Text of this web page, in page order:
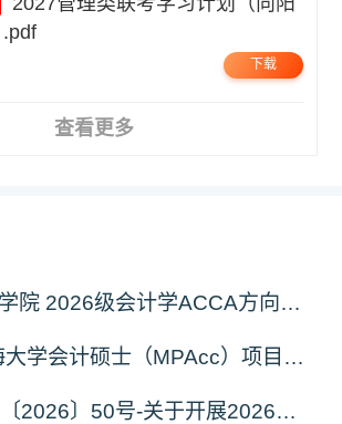
下载
查看更多
湖北大学商学院 2026级会计学ACCA方向班招生简章
2027年河海大学会计硕士（MPAcc）项目简介
11湖理工教〔2026〕50号-关于开展2026年辅修专业与微专业招生工作的通知